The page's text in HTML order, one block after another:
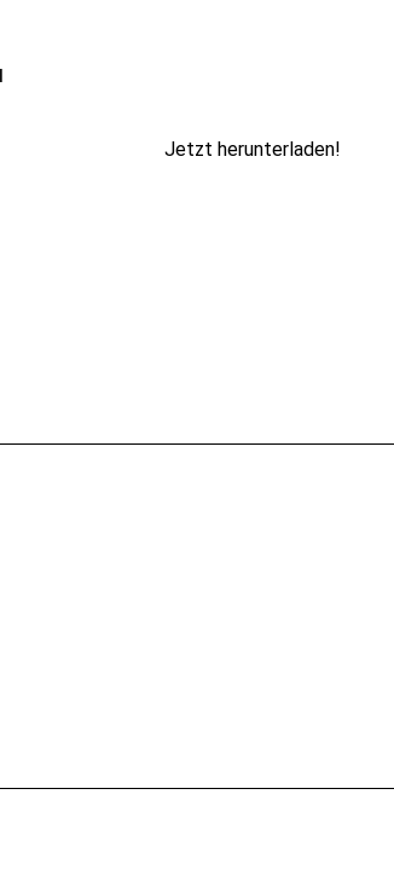
Jetzt herunterladen!